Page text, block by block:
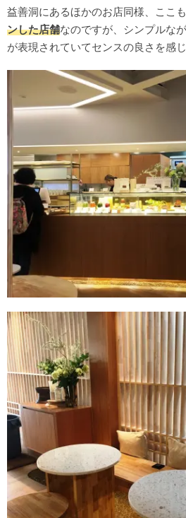
益善洞にあるほかのお店同様、ここ
ンした店舗なのですが、シンプルな
が表現されていてセンスの良さを感じ